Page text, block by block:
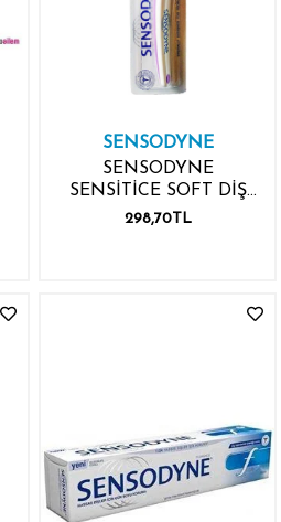
SENSODYNE
SENSODYNE
SENSİTİCE SOFT DİŞ
FIRÇASI
298,70TL